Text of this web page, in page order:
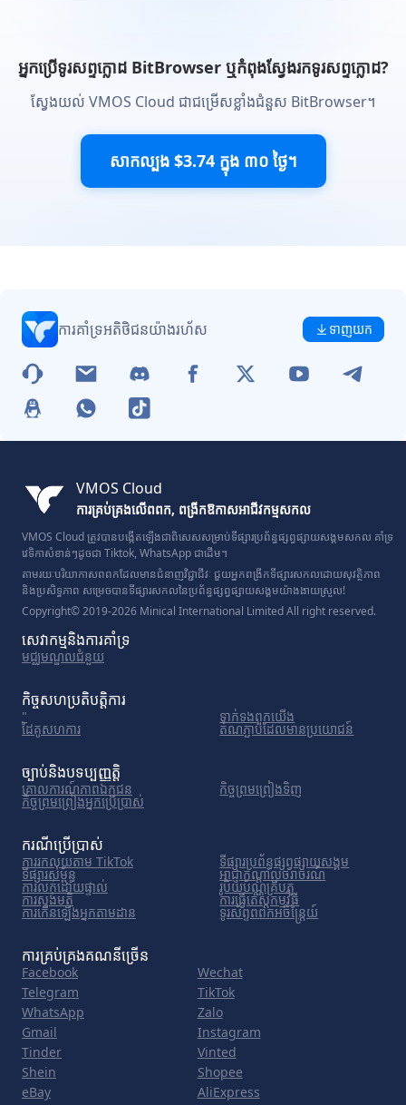
អ្នកប្រើទូរសព្ទក្លោដ BitBrowser ឬកំពុងស្វែងរកទូរសព្ទក្លោដ?
ស្វែងយល់ VMOS Cloud ជាជម្រើសខ្លាំងជំនួស BitBrowser។
សាកល្បង $3.74 ក្នុង ៣០ ថ្ងៃ។
ការគាំទ្រអតិថិជនយ៉ាងរហ័ស ទាញយក
VMOS Cloud
ការគ្រប់គ្រងលើពពក, ពង្រីកឱកាសអាជីវកម្មសកល
VMOS Cloud ត្រូវបានបង្កើតឡើងជាពិសេសសម្រាប់ទីផ្សារប្រព័ន្ធផ្សព្វផ្សាយសង្គមសកល គាំទ្រ
វេទិកាសំខាន់ៗដូចជា Tiktok, WhatsApp ជាដើម។
តាមរយៈបរិយាកាសពពកដែលមានជំនាញវិជ្ជាជីវៈ ជួយអ្នកពង្រីកទីផ្សារសកលដោយសុវត្ថិភាព
និងប្រសិទ្ធភាព សម្រេចបានទីផ្សារសកលនៃប្រព័ន្ធផ្សព្វផ្សាយសង្គមយ៉ាងងាយស្រួល!
Copyright© 2019-2026 Minical International Limited All right reserved.
សេវាកម្ម​និង​ការ​គាំទ្រ
មជ្ឈមណ្ឌល​ជំនួយ
កិច្ចសហប្រតិបត្តិការ
" ទាក់ទង​ពួក​យើង
ដៃគូសហការ តំណភ្ជាប់ដែលមានប្រយោជន៍
ច្បាប់និងបទប្បញ្ញត្តិ
គោលការណ៍​ភាព​ឯកជន កិច្ចព្រមព្រៀងទិញ
កិច្ចព្រមព្រៀងអ្នកប្រើប្រាស់
ករណីប្រើប្រាស់
ការរកលុយតាម TikTok ទីផ្សារ​ប្រព័ន្ធ​ផ្សព្វផ្សាយ​សង្គម
ទីផ្សារសម្ព័ន្ធ អាជ្ញាកណ្តាលចរាចរណ៍
ការលក់ដោយផ្ទាល់ រូបិយប័ណ្ណគ្រីបតូ
ការស្ទង់មតិ ការធ្វើតេស្តកម្មវិធី
ការកើនឡើងអ្នកតាមដាន ទូរស័ព្ទពពកអចិន្ត្រៃយ៍
ការគ្រប់គ្រងគណនីច្រើន
Facebook
Wechat
Telegram
TikTok
WhatsApp
Zalo
Gmail
Instagram
Tinder
Vinted
Shein
Shopee
eBay
AliExpress